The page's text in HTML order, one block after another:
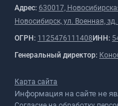
Адрес: 630017,
Новосибирск, ул. Военная, зд.
ОГРН: 1125476111408 ИНН:
Генеральный директор:
Карта сайта
Информация на сайте не